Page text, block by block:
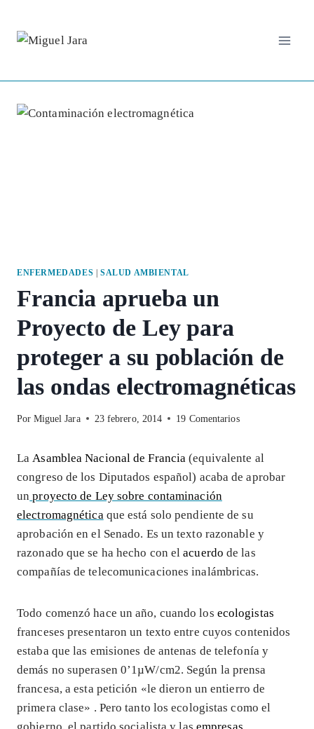
contenido
ENFERMEDADES SALUD AMBIENTAL
Francia aprueba un
Proyecto de Ley para
proteger a su población de
las ondas electromagnéticas
Por Miguel Jara 23 febrero, 2014 19 Comentarios
La Asamblea Nacional de Francia (equivalente al
congreso de los Diputados español) acaba de aprobar
un proyecto de Ley sobre contaminación
electromagnética que está solo pendiente de su
aprobación en el Senado. Es un texto razonable y
razonado que se ha hecho con elacuerdo de las
compañías de telecomunicaciones inalámbricas.
Todo comenzó hace un año, cuando los ecologistas
franceses presentaron un texto entre cuyos contenidos
estaba que las emisiones de antenas de telefonía y
demás no superasen 0’1µW/cm2. Según la prensa
francesa, a esta petición «le dieron un entierro de
primera clase» . Pero tanto los ecologistas como el
gobierno, el partido socialista y las empresas